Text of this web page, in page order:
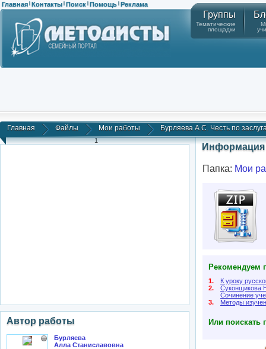
Главная | Контакты | Поиск | Помощь | Реклама
Группы
Тематические
площадки
Главная Файлы Мои работы Бурляева А.С. Честь по
1
Автор работы
Бурляева
Алла Станиславовна
Информация
Папка: Мои
Рекомендуем
1.
К уроку
2.
Суконщикова
Сочинение
3.
Методы
Или поискать